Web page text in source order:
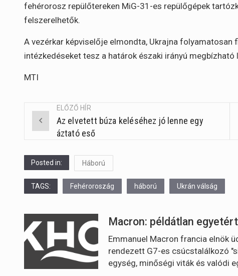
fehérorosz repülőtereken MiG-31-es repülőgépek
felszerelhetők.
A vezérkar képviselője elmondta, Ukrajna
intézkedéseket tesz a határok északi irányú megbízható
MTI
Post
ELŐZŐ HÍR
Az elvetett búza keléséhez jó lenne egy
áztató eső
Posted in: Háború
TAGS: Fehéroroszág háború Ukrán válság
Macron: példátlan
Emmanuel Macron francia elnök
rendezett G7-es csúcstalálkozó
egység, minőségi viták és valódi